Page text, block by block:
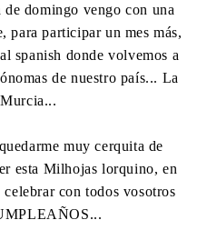
de domingo vengo con una
para participar un mes más,
spanish donde volvemos a
de nuestro país... La
muy cerquita de
esta Milhojas lorquino, en
con todos vosotros